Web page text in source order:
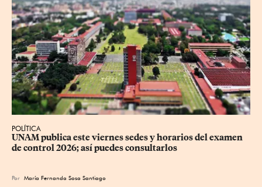
POLÍTICA
UNAM publica este viernes sedes y horarios del examen
de control 2026; así puedes consultarlos
Por María Fernanda Sosa Santiago